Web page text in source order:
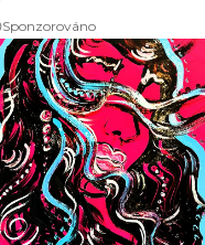
Sponzorováno